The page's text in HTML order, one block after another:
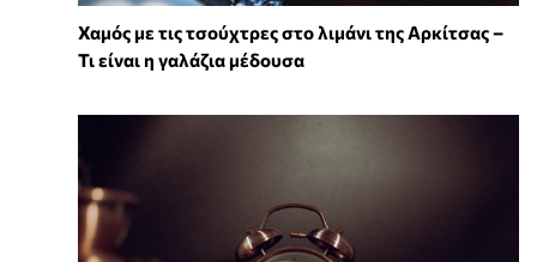
Χαμός με τις τσούχτρες στο λιμάνι της Αρκίτσας –
Τι είναι η γαλάζια μέδουσα